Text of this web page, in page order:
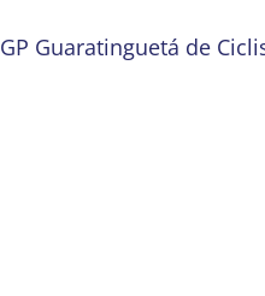
GP Guaratinguetá de